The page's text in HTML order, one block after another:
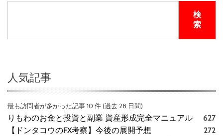
検
索
人気記事
最も訪問者が多かった記事 10 件 (過去 28 日間)
りもわのお金と投資と副業 資産形成完全マニュアル
627
【ドンタコウのFX考察】今後の展開予想
272